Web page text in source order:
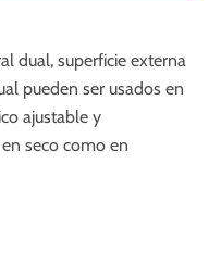
dual, superficie externa
pueden ser usados en
ajustable y
seco como en